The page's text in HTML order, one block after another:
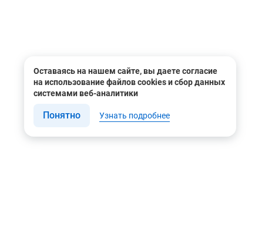
Оставаясь на нашем сайте, вы даете согласие
на использование файлов cookies и сбор данных
системами веб-аналитики
Понятно Узнать подробнее